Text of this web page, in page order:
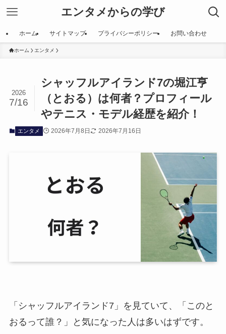
エンタメからの学び
ホーム サイトマップ プライバシーポリシー お問い合わせ
ホーム エンタメ
シャッフルアイランド7の堀江亨
（とおる）は何者？プロフィール
やテニス・モデル経歴を紹介！
2026
7/16
エンタメ 2026年7月8日 2026年7月16日
「シャッフルアイランド7」を見ていて、「このと
おるって誰？」と気になった人は多いはずです。